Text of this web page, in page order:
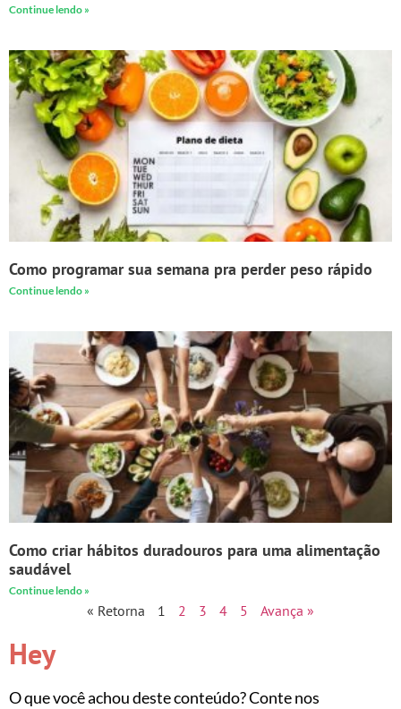
Continue lendo »
Como programar sua semana pra perder peso rápido
Continue lendo »
Como criar hábitos duradouros para uma alimentação
saudável
Continue lendo »
« Retorna 1 2 3 4 5 Avança »
Hey
O que você achou deste conteúdo? Conte nos